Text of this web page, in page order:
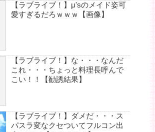
【ラブライブ！】μ'sのメイド姿可
愛すぎるだろｗｗｗ【画像】
【ラブライブ！】な・・・なんだ
これ・・・ちょっと料理長呼んで
こい！！【勧誘結果】
【ラブライブ！】ダメだ・・・ス
パスラ変なクセついてフルコン出